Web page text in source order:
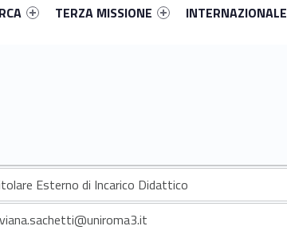
TERZA MISSIONE
INTERNAZIONALE
Esterno di Incarico Didattico